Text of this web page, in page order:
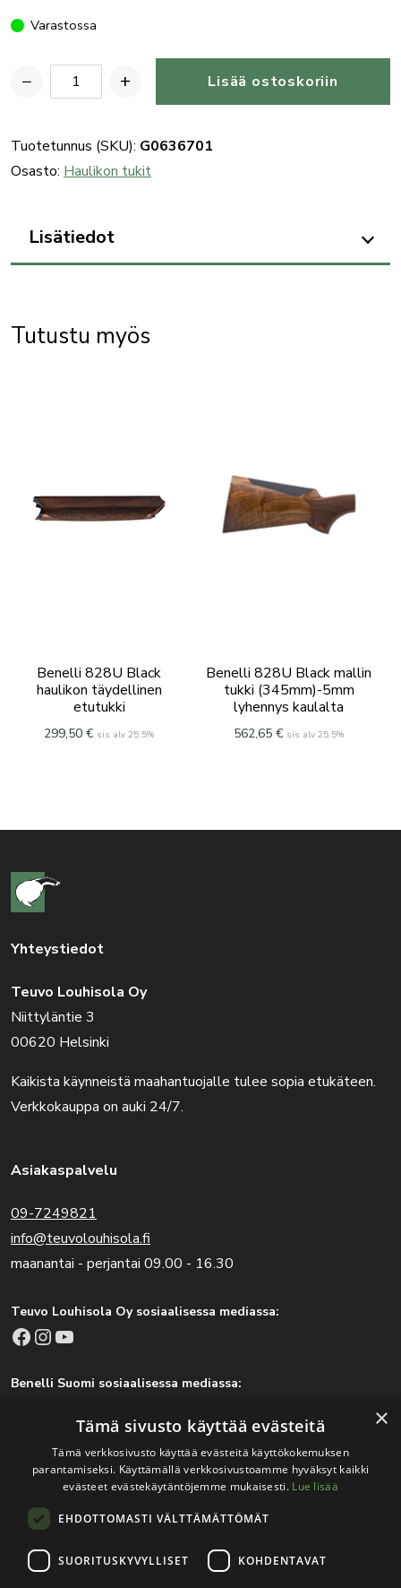
Varastossa
−
Benelli
etutukin
säätöruuvi
+ Lisää ostoskoriin
Tuotetunnus (SKU): G0636701
Osasto: Haulikon tukit
Lisätiedot
Tutustu myös
Benelli 828U Black
haulikon täydellinen
etutukki
299,50 € sis alv 25.5%
Benelli 828U Black mallin
tukki (345mm)-5mm
lyhennys kaulalta
562,65 € sis alv 25.5%
Yhteystiedot
Teuvo Louhisola Oy
Niittyläntie 3
00620 Helsinki
Kaikista käynneistä maahantuojalle tulee sopia etukäteen.
Verkkokauppa on auki 24/7.
Asiakaspalvelu
09-7249821
info@teuvolouhisola.fi
maanantai - perjantai 09.00 - 16.30
Teuvo Louhisola Oy sosiaalisessa mediassa:
Facebook Instagram YouTube
Benelli Suomi sosiaalisessa mediassa:
Tärkeitä linkkejä
Rekisteri- ja tietosuojaseloste
Jälleenmyyjät
Tapahtumat
×
Tämä sivusto käyttää evästeitä
Tämä verkkosivusto käyttää evästeitä käyttökokemuksen
parantamiseksi. Käyttämällä verkkosivustoamme hyväksyt kaikki
evästeet evästekäytäntöjemme mukaisesti. Lue lisää
EHDOTTOMASTI VÄLTTÄMÄTTÖMÄT
SUORITUSKYVYLLISET KOHDENTAVAT